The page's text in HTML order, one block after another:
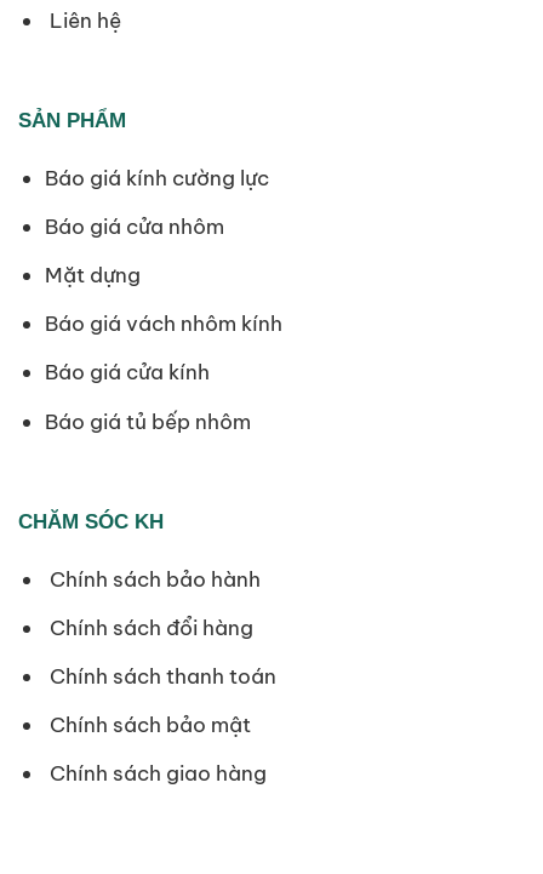
Liên hệ
SẢN PHẨM
Báo giá kính cường lực
Báo giá cửa nhôm
Mặt dựng
Báo giá vách nhôm kính
Báo giá cửa kính
Báo giá tủ bếp nhôm
CHĂM SÓC KH
Chính sách bảo hành
Chính sách đổi hàng
Chính sách thanh toán
Chính sách bảo mật
Chính sách giao hàng